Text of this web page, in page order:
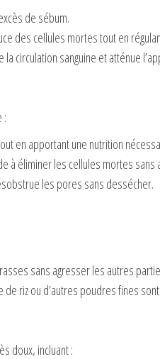
de sébum.
des cellules mortes tout en
circulation sanguine et atténue
:
en apportant une nutrition
à éliminer les cellules mortes sans
les pores sans dessécher.
sans agresser les autres
riz ou d’autres poudres fines
doux, incluant :